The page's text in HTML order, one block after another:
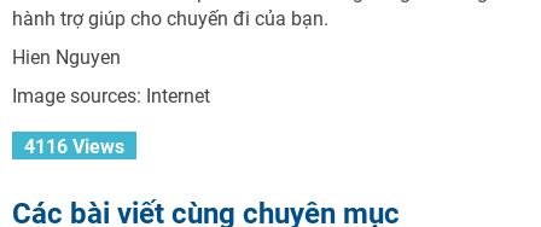
hành trợ giúp cho chuyến đi của bạn.
Hien Nguyen
Image sources: Internet
4116 Views
Các bài viết cùng chuyên mục